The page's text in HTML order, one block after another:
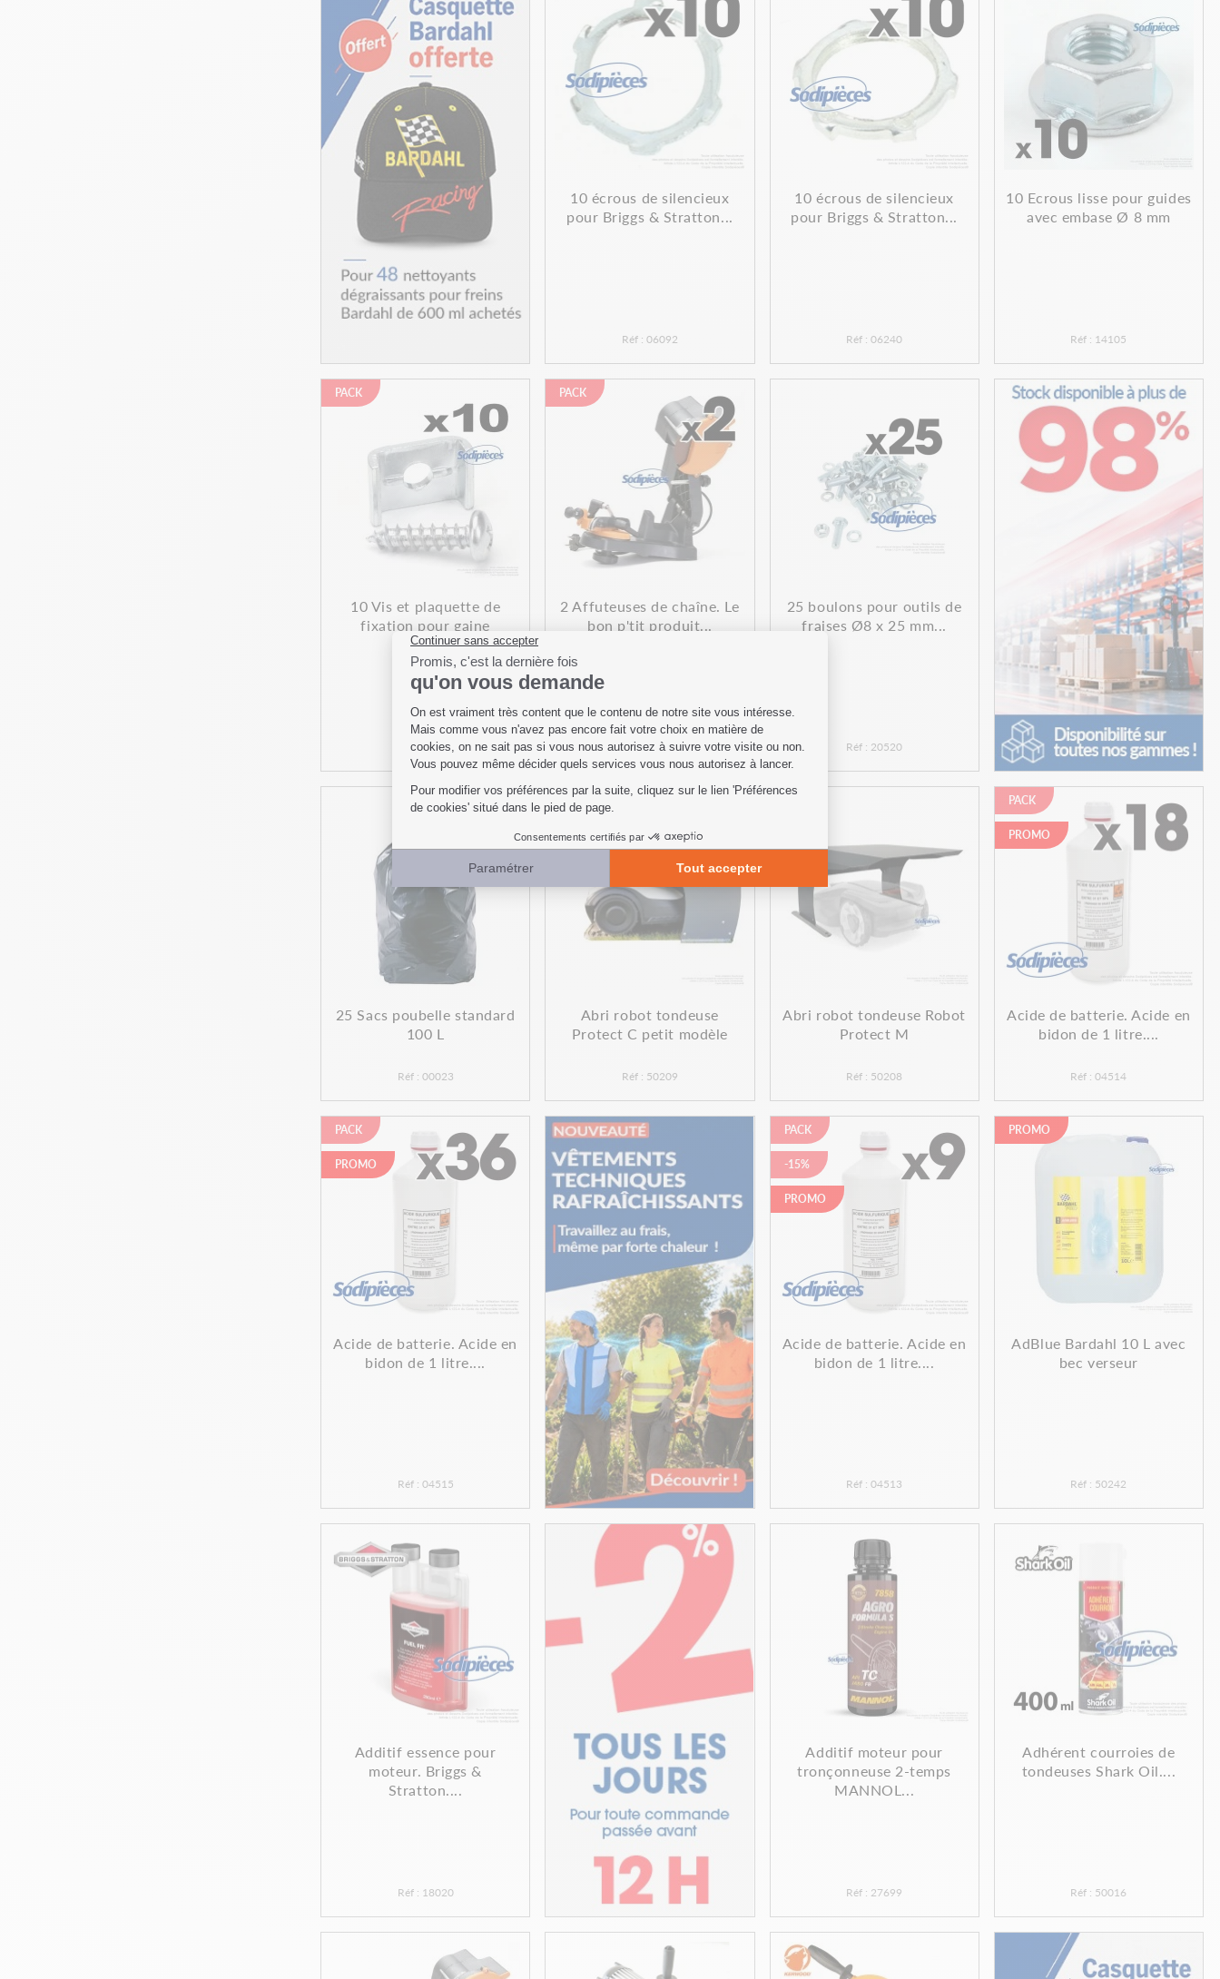
10 écrous de silencieux
pour Briggs & Stratton...
Réf : 06092
10 écrous de silencieux
pour Briggs & Stratton...
Réf : 06240
10 Ecrous lisse pour guides
avec embase Ø 8 mm
Réf : 14105
10 Vis et plaquette de
fixation pour gaine
Réf : 07255
PACK
2 Affuteuses de chaîne. Le
bon p'tit produit...
Réf : 43059
PACK
25 boulons pour outils de
fraises Ø8 x 25 mm...
Réf : 20520
25 Sacs poubelle standard
100 L
Réf : 00023
Abri robot tondeuse
Protect C petit modèle
Réf : 50209
Abri robot tondeuse Robot
Protect M
Réf : 50208
Acide de batterie. Acide en
bidon de 1 litre....
Réf : 04514
PACK
PROMO
Acide de batterie. Acide en
bidon de 1 litre....
Réf : 04515
PACK
PROMO
Acide de batterie. Acide en
bidon de 1 litre....
Réf : 04513
PACK
-15%
PROMO
AdBlue Bardahl 10 L avec
bec verseur
Réf : 50242
PROMO
Additif essence pour
moteur. Briggs &
Stratton....
Réf : 18020
Additif moteur pour
tronçonneuse 2-temps
MANNOL...
Réf : 27699
Adhérent courroies de
tondeuses Shark Oil....
Réf : 50016